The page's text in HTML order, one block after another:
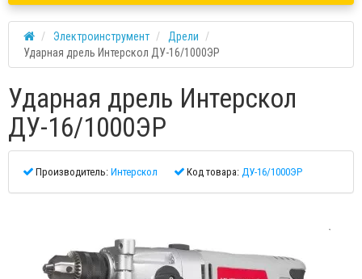
Электроинструмент
Дрели
Ударная дрель Интерскол ДУ-16/1000ЭР
Ударная дрель Интерскол
ДУ-16/1000ЭР
Производитель: Интерскол Код товара: ДУ-16/1000ЭР